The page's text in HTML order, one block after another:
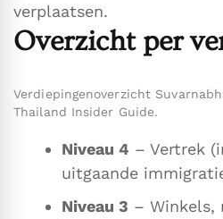
verplaatsen.
Overzicht per
Verdiepingenoverzicht
Thailand Insider Guide.
Niveau 4 – Vertrek
uitgaande
Niveau 3 – Winkels,